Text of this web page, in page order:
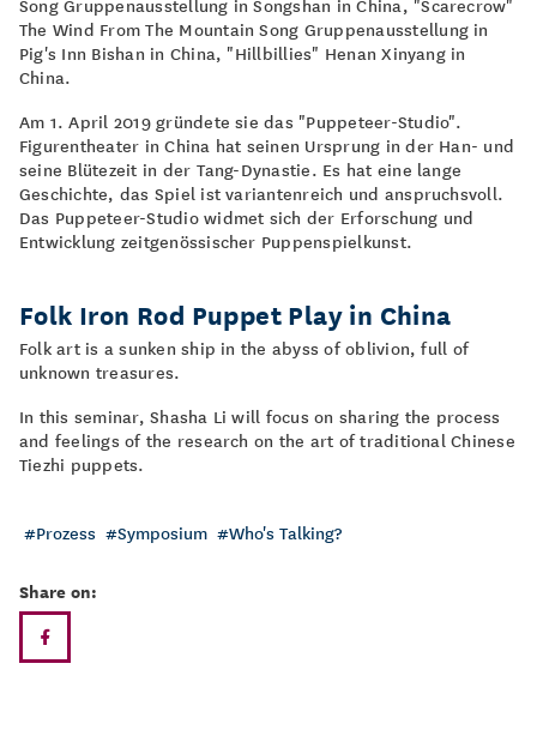
The Wind From The Mountain Song Gruppenausstellung in
Pig's Inn Bishan in China, "Hillbillies" Henan Xinyang in
China.
Am 1. April 2019 gründete sie das "Puppeteer-Studio".
Figurentheater in China hat seinen Ursprung in der Han- und
seine Blütezeit in der Tang-Dynastie. Es hat eine lange
Geschichte, das Spiel ist variantenreich und anspruchsvoll.
Das Puppeteer-Studio widmet sich der Erforschung und
Entwicklung zeitgenössischer Puppenspielkunst.
Folk Iron Rod Puppet Play in China
Folk art is a sunken ship in the abyss of oblivion, full of
unknown treasures.
In this seminar, Shasha Li will focus on sharing the process
and feelings of the research on the art of traditional Chinese
Tiezhi puppets.
Prozess Symposium Who's Talking?
Share on: